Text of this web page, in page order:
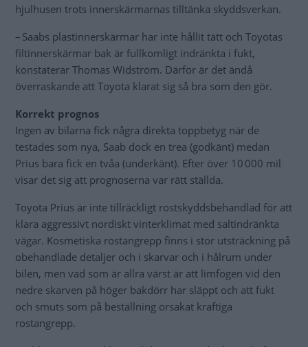
hjulhusen trots innerskärmarnas tilltänka skyddsverkan.
– Saabs plastinnerskärmar har inte hållit tätt och Toyotas
filtinnerskärmar bak är fullkomligt indränkta i fukt,
konstaterar Thomas Widström. Därför är det ändå
överraskande att Toyota klarat sig så bra som den gör.
Korrekt prognos
Ingen av bilarna fick några direkta toppbetyg när de
testades som nya, Saab dock en trea (godkänt) medan
Prius bara fick en tvåa (underkänt). Efter över 10 000 mil
visar det sig att prognoserna var rätt ställda.
Toyota Prius är inte tillräckligt rostskyddsbehandlad för att
klara aggressivt nordiskt vinterklimat med saltindränkta
vägar. Kosmetiska rostangrepp finns i stor utsträckning på
obehandlade detaljer och i skarvar och i hålrum under
bilen, men vad som är allra värst är att limfogen vid den
nedre skarven på höger bakdörr har släppt och att fukt
och smuts som på beställning orsakat kraftiga
rostangrepp.